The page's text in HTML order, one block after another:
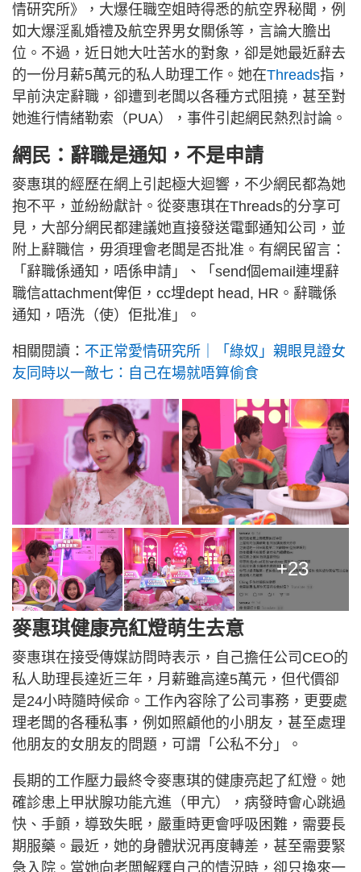
情研究所》，大爆任職空姐時得悉的航空界秘聞，例
如大爆淫亂婚禮及航空界男女關係等，言論大膽出
位。不過，近日她大吐苦水的對象，卻是她最近辭去
的一份月薪5萬元的私人助理工作。她在Threads指，
早前決定辭職，卻遭到老闆以各種方式阻撓，甚至對
她進行情緒勒索（PUA），事件引起網民熱烈討論。
網民：辭職是通知，不是申請
麥惠琪的經歷在網上引起極大迴響，不少網民都為她
抱不平，並紛紛獻計。從麥惠琪在Threads的分享可
見，大部分網民都建議她直接發送電郵通知公司，並
附上辭職信，毋須理會老闆是否批准。有網民留言：
「辭職係通知，唔係申請」、「send個email連埋辭
職信attachment俾佢，cc埋dept head, HR。辭職係
通知，唔洗（使）佢批准」。
相關閱讀： 不正常愛情研究所｜「綠奴」親眼見證女
友同時以一敵七：自己在場就唔算偷食
+23
麥惠琪健康亮紅燈萌生去意
麥惠琪在接受傳媒訪問時表示，自己擔任公司CEO的
私人助理長達近三年，月薪雖高達5萬元，但代價卻
是24小時隨時候命。工作內容除了公司事務，更要處
理老闆的各種私事，例如照顧他的小朋友，甚至處理
他朋友的女朋友的問題，可謂「公私不分」。
長期的工作壓力最終令麥惠琪的健康亮起了紅燈。她
確診患上甲狀腺功能亢進（甲亢），病發時會心跳過
快、手顫，導致失眠，嚴重時更會呼吸困難，需要長
期服藥。最近，她的身體狀況再度轉差，甚至需要緊
急入院。當她向老闆解釋自己的情況時，卻只換來一